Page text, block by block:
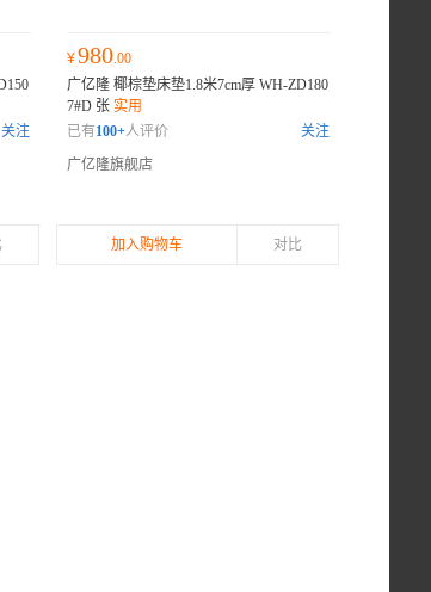
关注
¥980.00
广亿隆 椰棕垫床垫1.8米7cm厚 WH-ZD180
7#D 张 实用
已有100+人评价
关注
广亿隆旗舰店
加入购物车 对比